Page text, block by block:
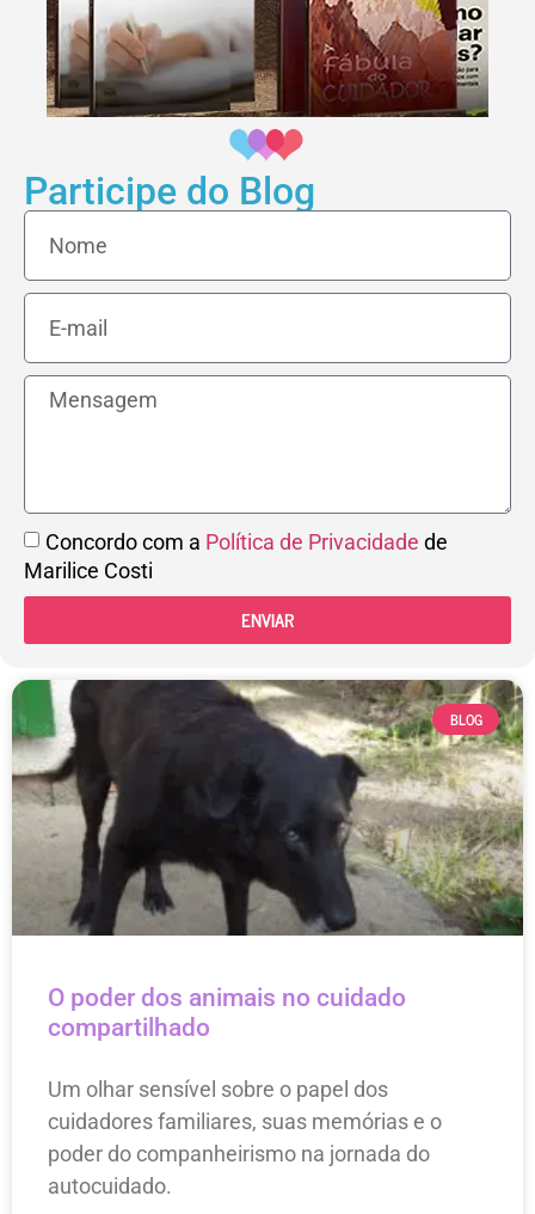
Participe do Blog
Concordo com a Política de Privacidade de
Marilice Costi
ENVIAR
BLOG
O poder dos animais no cuidado
compartilhado
Um olhar sensível sobre o papel dos
cuidadores familiares, suas memórias e o
poder do companheirismo na jornada do
autocuidado.